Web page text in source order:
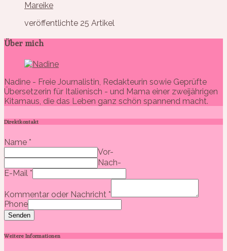
Mareike
veröffentlichte 25 Artikel
Über mich
Nadine - Freie Journalistin, Redakteurin sowie Geprüfte
Übersetzerin für Italienisch - und Mama einer zweijährigen
Kitamaus, die das Leben ganz schön spannend macht.
Direktkontakt
Name *
Vor-
Nach-
E-Mail *
Kommentar oder Nachricht *
Phone
Senden
Weitere Informationen